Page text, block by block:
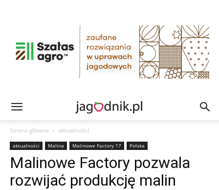
Strona główna aktualności
aktualności Malina Malinowe Factory 17 Polska
Malinowe Factory pozwala
rozwijać produkcję malin